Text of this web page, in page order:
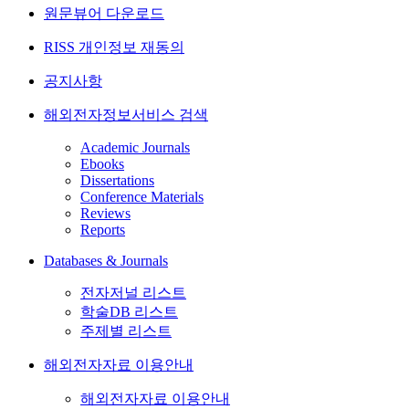
원문뷰어 다운로드
RISS 개인정보 재동의
공지사항
해외전자정보서비스 검색
Academic Journals
Ebooks
Dissertations
Conference Materials
Reviews
Reports
Databases & Journals
전자저널 리스트
학술DB 리스트
주제별 리스트
해외전자자료 이용안내
해외전자자료 이용안내